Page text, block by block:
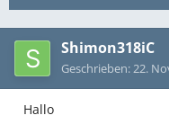
Shimon318iC
Geschrieben:22.
Hallo